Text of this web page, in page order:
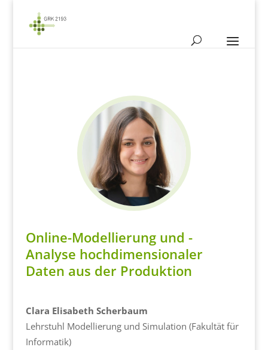
Online-Modellierung und -
Analyse hochdimensionaler
Daten aus der Produktion
Clara Elisabeth Scherbaum
Lehrstuhl Modellierung und Simulation (Fakultät für
Informatik)